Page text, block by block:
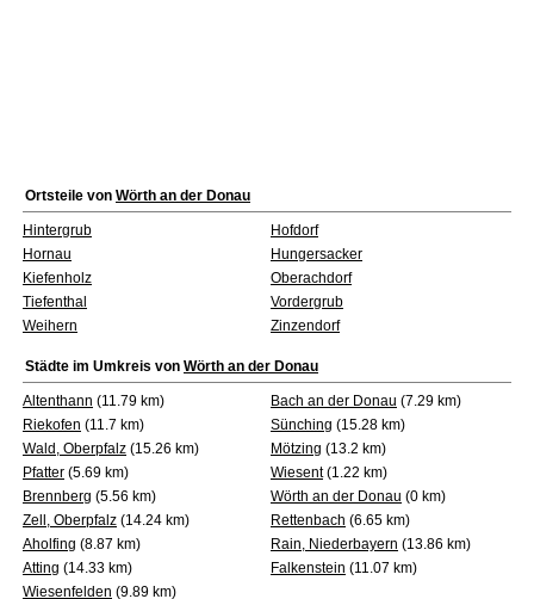
Ortsteile von Wörth an der Donau
Hintergrub
Hofdorf
Hornau
Hungersacker
Kiefenholz
Oberachdorf
Tiefenthal
Vordergrub
Weihern
Zinzendorf
Städte im Umkreis von Wörth an der Donau
Altenthann (11.79 km) Bach an der Donau (7.29 km)
Riekofen (11.7 km) Sünching (15.28 km)
Wald, Oberpfalz (15.26 km) Mötzing (13.2 km)
Pfatter (5.69 km) Wiesent(1.22 km)
Brennberg (5.56 km) Wörth an der Donau (0 km)
Zell, Oberpfalz (14.24 km) Rettenbach (6.65 km)
Aholfing (8.87 km) Rain, Niederbayern (13.86 km)
Atting (14.33 km) Falkenstein (11.07 km)
Wiesenfelden (9.89 km)